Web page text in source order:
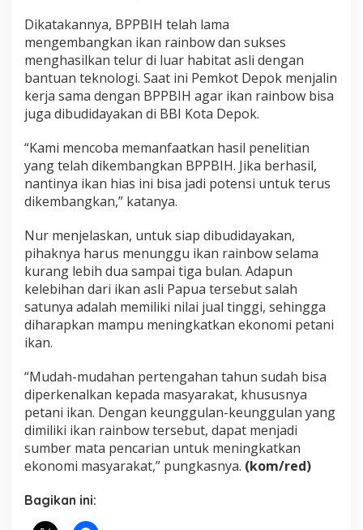
Dikatakannya, BPPBIH telah lama
mengembangkan ikan rainbow dan sukses
menghasilkan telur di luar habitat asli dengan
bantuan teknologi. Saat ini Pemkot Depok menjalin
kerja sama dengan BPPBIH agar ikan rainbow bisa
juga dibudidayakan di BBI Kota Depok.
“Kami mencoba memanfaatkan hasil penelitian
yang telah dikembangkan BPPBIH. Jika berhasil,
nantinya ikan hias ini bisa jadi potensi untuk terus
dikembangkan,” katanya.
Nur menjelaskan, untuk siap dibudidayakan,
pihaknya harus menunggu ikan rainbow selama
kurang lebih dua sampai tiga bulan. Adapun
kelebihan dari ikan asli Papua tersebut salah
satunya adalah memiliki nilai jual tinggi, sehingga
diharapkan mampu meningkatkan ekonomi petani
ikan.
“Mudah-mudahan pertengahan tahun sudah bisa
diperkenalkan kepada masyarakat, khususnya
petani ikan. Dengan keunggulan-keunggulan yang
dimiliki ikan rainbow tersebut, dapat menjadi
sumber mata pencarian untuk meningkatkan
ekonomi masyarakat,” pungkasnya. (kom/red)
Bagikan ini: